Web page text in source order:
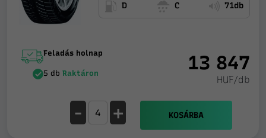
D C 71db
Feladás holnap
5 dbRaktáron 13 847
HUF/db
- + KOSÁRBA